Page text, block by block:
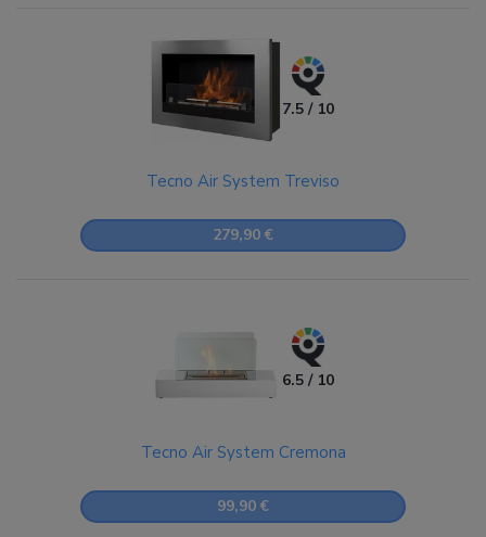
7.5 / 10
Tecno Air System Treviso
279,90 €
6.5 / 10
Tecno Air System Cremona
99,90 €